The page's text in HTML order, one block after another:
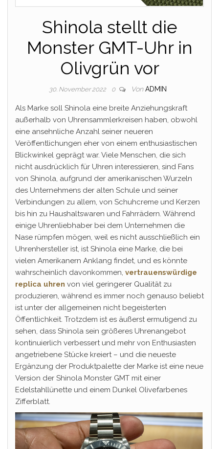
Shinola stellt die
Monster GMT-Uhr in
Olivgrün vor
30. November 2022 0 Von ADMIN
Als Marke soll Shinola eine breite Anziehungskraft
außerhalb von Uhrensammlerkreisen haben, obwohl
eine ansehnliche Anzahl seiner neueren
Veröffentlichungen eher von einem enthusiastischen
Blickwinkel geprägt war. Viele Menschen, die sich
nicht ausdrücklich für Uhren interessieren, sind Fans
von Shinola, aufgrund der amerikanischen Wurzeln
des Unternehmens der alten Schule und seiner
Verbindungen zu allem, von Schuhcreme und Kerzen
bis hin zu Haushaltswaren und Fahrrädern. Während
einige Uhrenliebhaber bei dem Unternehmen die
Nase rümpfen mögen, weil es nicht ausschließlich ein
Uhrenhersteller ist, ist Shinola eine Marke, die bei
vielen Amerikanern Anklang findet, und es könnte
wahrscheinlich davonkommen, vertrauenswürdige
replica uhren von viel geringerer Qualität zu
produzieren, während es immer noch genauso beliebt
ist unter der allgemeinen nicht begeisterten
Öffentlichkeit. Trotzdem ist es äußerst ermutigend zu
sehen, dass Shinola sein größeres Uhrenangebot
kontinuierlich verbessert und mehr von Enthusiasten
angetriebene Stücke kreiert – und die neueste
Ergänzung der Produktpalette der Marke ist eine neue
Version der Shinola Monster GMT mit einer
Edelstahllünette und einem Dunkel Olivefarbenes
Zifferblatt.